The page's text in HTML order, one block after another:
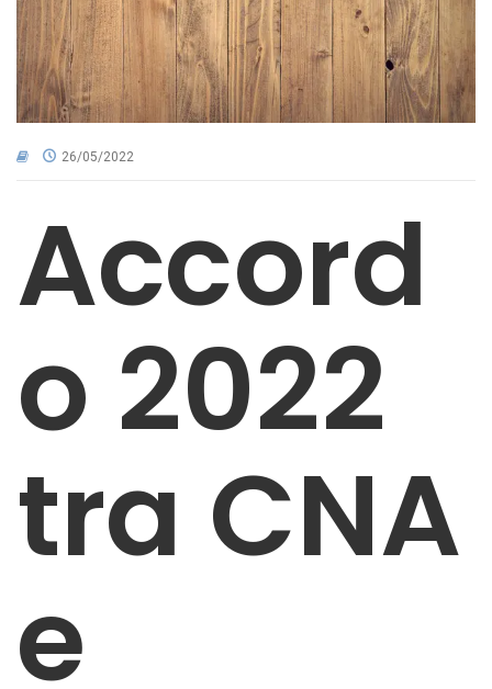
AREA RISERVATA
26/05/2022
Accord
o 2022
tra CNA
e